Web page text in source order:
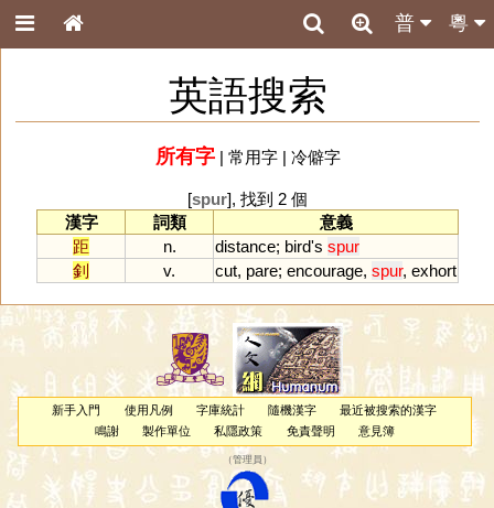
粵
普
英語搜索
所有字| 常用字| 冷僻字
[spur], 找到 2 個
漢字
詞類
意義
距
n. distance; bird's spur
釗
v. cut, pare; encourage, spur, exhort
新手入門 使用凡例 字庫統計 隨機漢字
最近被搜索的漢字
鳴謝
製作單位 私隱政策 免責聲明 意見簿
（管理員 ）